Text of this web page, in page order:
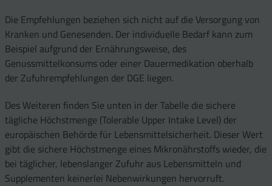
Die Empfehlungen beziehen sich nicht auf die Versorgung von
Kranken und Genesenden. Der individuelle Bedarf kann zum
Beispiel aufgrund der Ernährungsweise, des
Genussmittelkonsums oder einer Dauermedikation oberhalb
der Zufuhrempfehlungen der DGE liegen.
Des Weiteren finden Sie unten in der Tabelle die sichere
tägliche Höchstmenge (Tolerable Upper Intake Level) der
europäischen Behörde für Lebensmittelsicherheit. Dieser Wert
gibt die sichere Höchstmenge eines Mikronährstoffs wieder, die
bei täglicher, lebenslanger Zufuhr aus Lebensmitteln und
Supplementen keinerlei Nebenwirkungen hervorruft.